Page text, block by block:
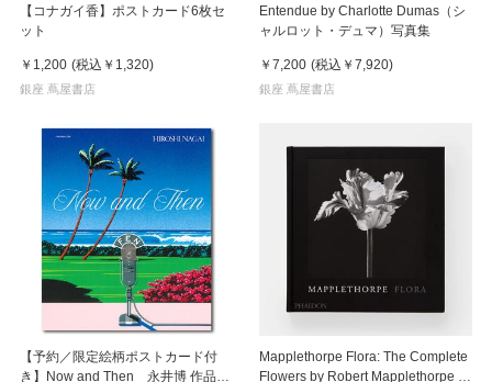
【コナガイ香】ポストカード6枚セ
ット
￥1,200 (税込 ￥1,320)
銀座 蔦屋書店
Entendue by Charlotte Dumas（シ
ャルロット・デュマ）写真集
￥7,200 (税込 ￥7,920)
銀座 蔦屋書店
【予約／限定絵柄ポストカード付
き】Now and Then 永井博 作品
Mapplethorpe Flora: The Complete
Flowers by Robert Mapplethorpe ロ